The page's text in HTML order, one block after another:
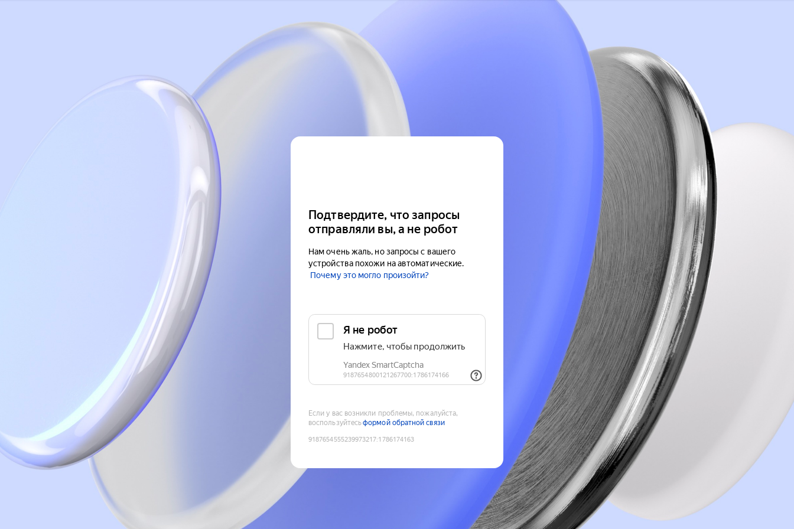
Подтвердите, что запросы
отправляли вы, а не робот
Нам очень жаль, но запросы с вашего
устройства похожи на автоматические.
Почему это могло произойти?
Если у вас возникли проблемы, пожалуйста,
воспользуйтесьформой обратной связи
9187654555239973217:1786174163